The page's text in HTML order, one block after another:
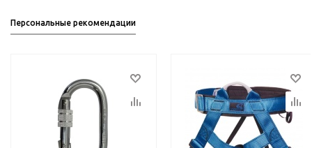
Персональные рекомендации